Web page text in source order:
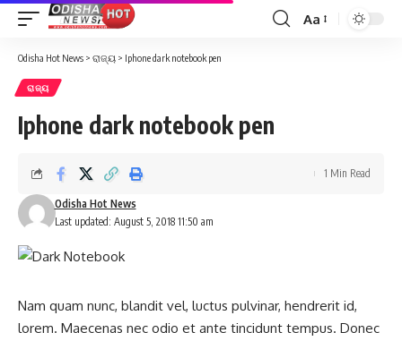
Font
Aa
Odisha Hot News > ରାଜ୍ୟ > Iphone dark notebook pen
ରାଜ୍ୟ
Iphone dark notebook pen
Last updated: August 5, 2018 11:50 am
Odisha Hot News
1 Min Read
Nam quam nunc, blandit vel, luctus pulvinar, hendrerit id,
lorem. Maecenas nec odio et ante tincidunt tempus. Donec